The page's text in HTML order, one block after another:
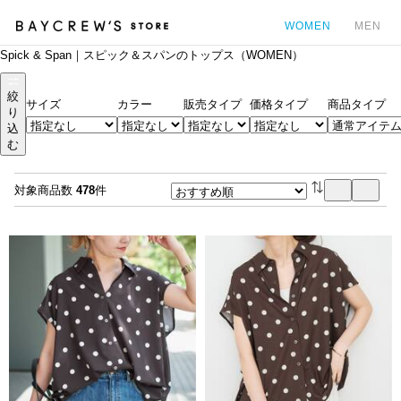
WOMEN MEN
Spick & Span｜スピック＆スパンのトップス（WOMEN）
絞
り
込
む
サイズ カラー 販売タイプ 価格タイプ 商品タイプ
対象商品数 478件